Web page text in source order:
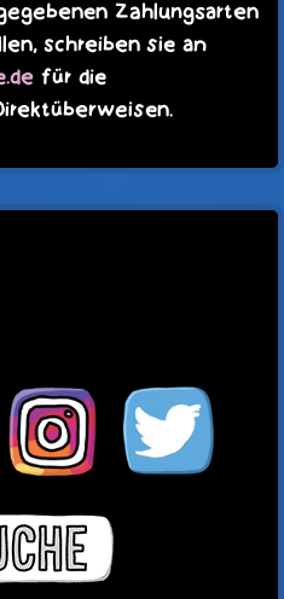
Zahlungsarten
schreiben sie an
für die